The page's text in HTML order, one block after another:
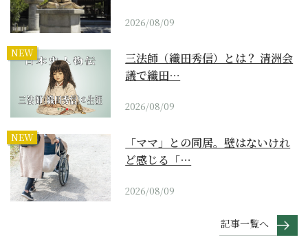
2026/08/09
NEW
三法師（織田秀信）とは？ 清洲会
議で織田…
2026/08/09
NEW
「ママ」との同居。壁はないけれ
ど感じる「…
2026/08/09
記事一覧へ